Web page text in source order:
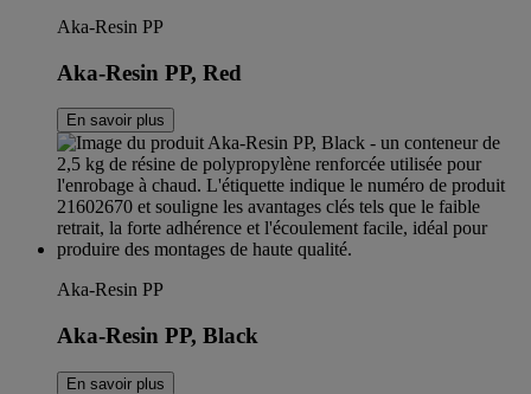
Aka-Resin PP
Aka-Resin PP, Red
En savoir plus
Aka-Resin PP
Aka-Resin PP, Black
En savoir plus